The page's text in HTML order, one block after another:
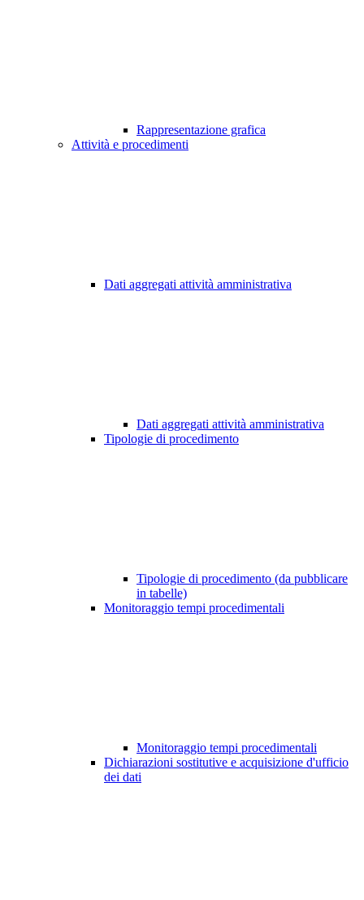
Rappresentazione grafica
Attività e procedimenti
Dati aggregati attività amministrativa
Dati aggregati attività amministrativa
Tipologie di procedimento
Tipologie di procedimento (da pubblicare
in tabelle)
Monitoraggio tempi procedimentali
Monitoraggio tempi procedimentali
Dichiarazioni sostitutive e acquisizione d'ufficio
dei dati